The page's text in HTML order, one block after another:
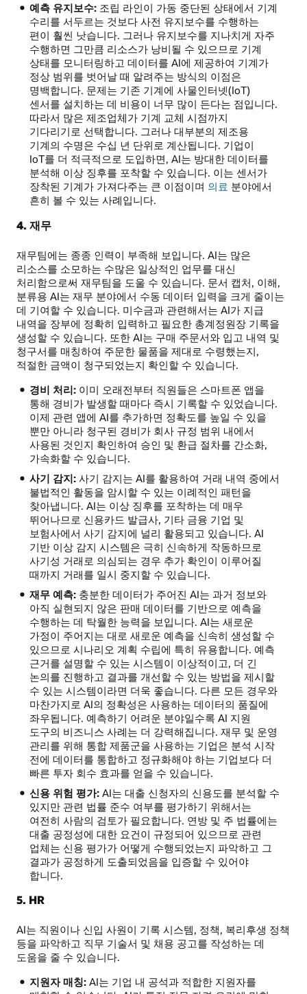
예측 유지보수:조립 라인이 가동 중단된 상태에서 기계
수리를 서두르는 것보다 사전 유지보수를 수행하는
편이 훨씬 낫습니다. 그러나 유지보수를 지나치게 자주
수행하면 그만큼 리소스가 낭비될 수 있으므로 기계
상태를 모니터링하고 데이터를 AI에 제공하여 기계가
정상 범위를 벗어날 때 알려주는 방식의 이점은
명백합니다. 문제는 기존 기계에 사물인터넷(IoT)
센서를 설치하는 데 비용이 너무 많이 든다는 점입니다.
따라서 많은 제조업체가 기계 교체 시점까지
기다리기로 선택합니다. 그러나 대부분의 제조용
기계의 수명은 수십 년 단위로 계산됩니다. 기업이
IoT를 더 적극적으로 도입하면, AI는 방대한 데이터를
분석해 이상 징후를 포착할 수 있습니다. 이는 센서가
장착된 기계가 가져다주는 큰 이점이며 의료 분야에서
흔히 볼 수 있는 사례입니다.
4. 재무
재무팀에는 종종 인력이 부족해 보입니다. AI는 많은
리소스를 소모하는 수많은 일상적인 업무를 대신
처리함으로써 재무팀을 도울 수 있습니다. 문서 캡처, 이해,
분류용 AI는 재무 분야에서 수동 데이터 입력을 크게 줄이는
데 기여할 수 있습니다. 미수금과 관련해서는 AI가 지급
내역을 장부에 정확히 입력하고 필요한 총계정원장 기록을
생성할 수 있습니다. 또한 AI는 구매 주문서와 입고 내역 및
청구서를 매칭하여 주문한 물품을 제대로 수령했는지,
적절한 금액이 청구되었는지 확인할 수 있습니다.
경비 처리:이미 오래전부터 직원들은 스마트폰 앱을
통해 경비가 발생할 때마다 즉시 기록할 수 있었습니다.
이제 관련 앱에 AI를 추가하면 정확도를 높일 수 있을
뿐만 아니라 청구된 경비가 회사 규정 범위 내에서
사용된 것인지 확인하여 승인 및 환급 절차를 간소화,
가속화할 수 있습니다.
사기 감지:사기 감지는 AI를 활용하여 거래 내역 중에서
불법적인 활동을 암시할 수 있는 이례적인 패턴을
찾아냅니다. AI는 이상 징후를 포착하는 데 매우
뛰어나므로 신용카드 발급사, 기타 금융 기업 및
보험사에서 사기 감지에 널리 활용되고 있습니다. AI
기반 이상 감지 시스템은 극히 신속하게 작동하므로
사기성 거래로 의심되는 경우 추가 확인이 이루어질
때까지 거래를 일시 중지할 수 있습니다.
재무 예측:충분한 데이터가 주어진 AI는 과거 정보와
아직 실현되지 않은 판매 데이터를 기반으로 예측을
수행하는 데 탁월한 능력을 보입니다. AI는 새로운
가정이 주어지는 대로 새로운 예측을 신속히 생성할 수
있으므로 시나리오 계획 수립에 특히 유용합니다. 예측
근거를 설명할 수 있는 시스템이 이상적이고, 더 긴
논의를 진행하고 결과를 개선할 수 있는 방법을 제시할
수 있는 시스템이라면 더욱 좋습니다. 다른 모든 경우와
마찬가지로 AI의 정확성은 사용하는 데이터의 품질에
좌우됩니다. 예측하기 어려운 분야일수록 AI 지원
도구의 비즈니스 사례는 더 강력해집니다. 재무 및 운영
관리를 위해 통합 제품군을 사용하는 기업은 분석 시작
전에 데이터를 통합하고 정규화해야 하는 기업보다 더
빠른 투자 회수 효과를 얻을 수 있습니다.
신용 위험 평가:AI는 대출 신청자의 신용도를 분석할 수
있지만 관련 법률 준수 여부를 평가하기 위해서는
여전히 사람의 검토가 필요합니다. 연방 및 주 법률에는
대출 공정성에 대한 요건이 규정되어 있으므로 관련
업체는 신용 평가가 어떻게 수행되었는지 파악하고 그
결과가 공정하게 도출되었음을 입증할 수 있어야
합니다.
5. HR
AI는 직원이나 신입 사원이 기록 시스템, 정책, 복리후생 정책
등을 파악하고 직무 기술서 및 채용 공고를 작성하는 데
도움을 줄 수 있습니다.
지원자 매칭:AI는 기업 내 공석과 적합한 지원자를